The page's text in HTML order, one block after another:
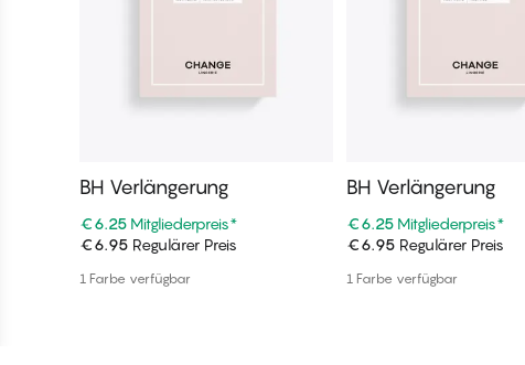
In den Warenkorb
BH Verlängerung
€6.25 Mitgliederpreis*
€6.95 Regulärer Preis
1 Farbe verfügbar
In den Warenkorb
BH Verlängerung
€6.25 Mitgliederpreis*
€6.95 Regulärer Preis
1 Farbe verfügbar